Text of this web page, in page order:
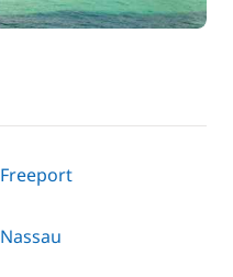
Freeport
Nassau